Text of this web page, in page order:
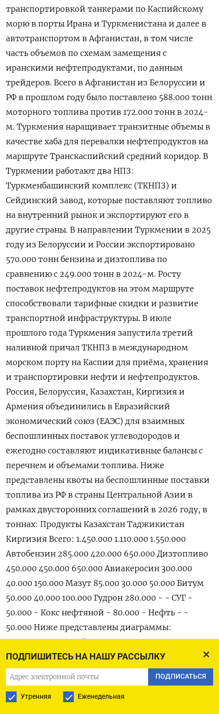
ПОДПИШИТЕСЬ НА НАШУ РАССЫЛКУ
ПОДПИСАТЬСЯ
Утренняя Еженедельная
транспортировкой танкерами по Каспийскому
морю в порты Ирана и Туркменистана и далее в
автотранспортом в Афганистан, в том числе
часть объемов по схемам замещения с
иранскими нефтепродуктами, по данным
трейдеров. Всего в Афганистан из Белоруссии и
РФ в прошлом году было поставлено 588.000 тонн
моторного топлива против 172.000 тонн в 2024-
м. Туркмения наращивает транзитные объемы в
качестве хаба для перевалки нефтепродуктов на
‍маршруте Транскаспийский средний коридор. В
Туркмении работают два НПЗ:
Туркменбашинский комплекс (ТКНПЗ) и
Сейдинский завод, которые поставляют топливо
на внутренний рынок и экспортируют его в
другие страны. В направлении Туркмении в 2025
году из Белоруссии и России экспортировано
570.000 тонн бензина и дизтоплива по
сравнению с 249.000 тонн в 2024-м. Росту
поставок нефтепродуктов на этом маршруте
способствовали тарифные скидки и развитие
транспортной инфраструктуры. В июле
прошлого года Туркмения запустила третий
наливной причал ТКНПЗ в международном
морском порту на Каспии для приёма, хранения
и транспортировки нефти и нефтепродуктов.
Россия, Белоруссия, Казахстан, Киргизия и
Армения объединились в Евразийский
экономический союз (ЕАЭС) для взаимных
беспошлинных поставок углеводородов и
ежегодно составляют индикативные балансы ⁠с
перечнем и объемами топлива. Ниже
представлены квоты на беспошлинные поставки
топлива из РФ в страны Центральной Азии в
рамках двусторонних соглашений в 2026 году, в
тоннах: Продукты Казахстан Таджикистан
Киргизия Всего: 1.450.000 1.110.000 1.550.000
Автобензин 285.000 420.000 650.000 Дизтопливо
450.000 450.000 650.000 Авиакеросин 300.000
40.000 150.000 Мазут 85.000 30.000 50.000 Битум
50.000 40.000 100.000 Гудрон 280.000 - - СУГ -
50.000 - Кокс нефтяной - 80.000 - Нефть - -
50.000 Ниже представлены диаграммы:
Железнодорожный экспорт моторного топлива
из России в страны Центральной Азии,
Афганистан и Монголию в 2025 году.